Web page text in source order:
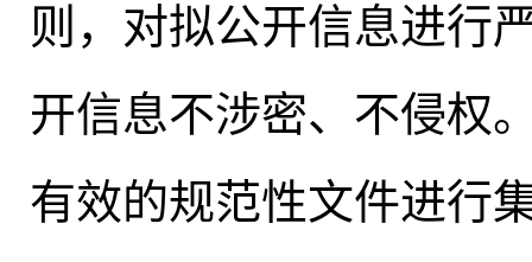
则，对拟公开信息进行
开信息不涉密、不侵权
有效的规范性文件进行